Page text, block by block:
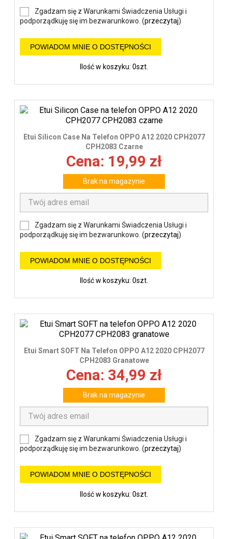
Zgadzam się z Warunkami Świadczenia Usługi i
podporządkuję się im bezwarunkowo. (przeczytaj)
POWIADOM MNIE O DOSTĘPNOŚCI
Ilość w koszyku: 0szt.
Etui Silicon Case Na Telefon OPPO A12 2020 CPH2077
CPH2083 Czarne
Cena: 19,99 zł
Brak na magazynie
Zgadzam się z Warunkami Świadczenia Usługi i
podporządkuję się im bezwarunkowo. (przeczytaj)
POWIADOM MNIE O DOSTĘPNOŚCI
Ilość w koszyku: 0szt.
Etui Smart SOFT Na Telefon OPPO A12 2020 CPH2077
CPH2083 Granatowe
Cena: 34,99 zł
Brak na magazynie
Zgadzam się z Warunkami Świadczenia Usługi i
podporządkuję się im bezwarunkowo. (przeczytaj)
POWIADOM MNIE O DOSTĘPNOŚCI
Ilość w koszyku: 0szt.